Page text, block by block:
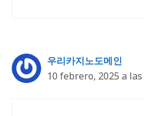
우리카지노도메인
10 febrero, 2025 a las